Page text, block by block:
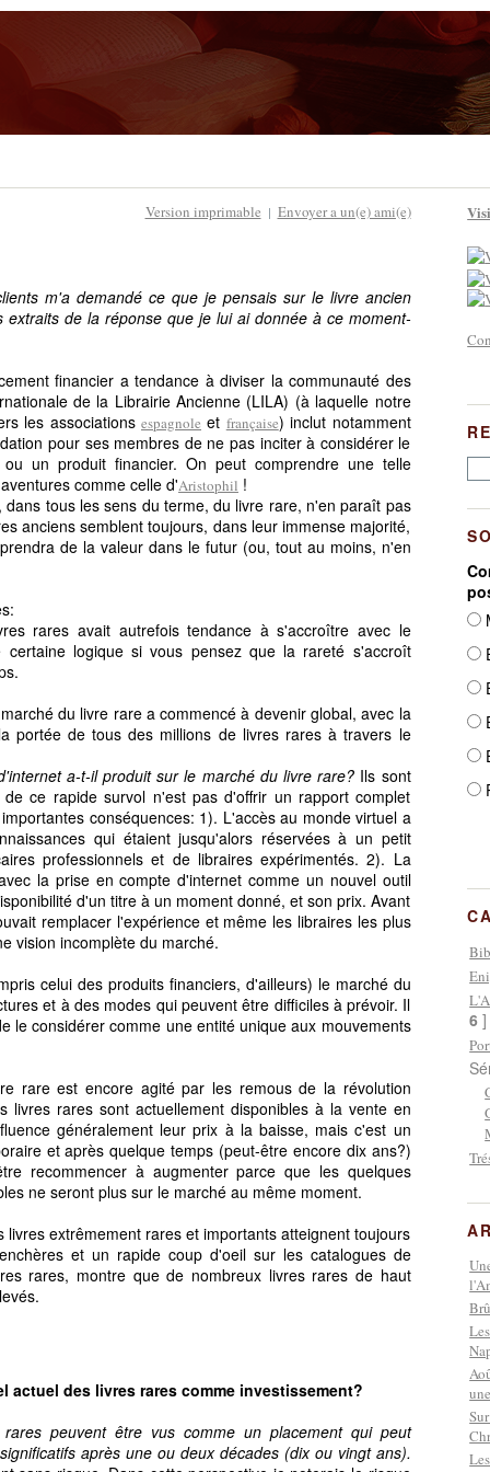
Version imprimable | Envoyer a un(e) ami(e)
m'a demandé ce que je pensais sur le livre ancien
extraits de la réponse que je lui ai donnée à ce moment-
financier a tendance à diviser la communauté des
de la Librairie Ancienne (LILA) (à laquelle notre
les associations espagnole et française)inclut notamment
pour ses membres de ne pas inciter à considérer le
un produit financier. On peut comprendre une telle
comme celle d'Aristophil !
dans tous les sens du terme, du livre rare, n'en paraît pas
anciens semblent toujours, dans leur immense majorité,
de la valeur dans le futur (ou, tout au moins, n'en
rares avait autrefois tendance à s'accroître avec le
logique si vous pensez que la rareté s'accroît
du livre rare a commencé à devenir global, avec la
portée de tous des millions de livres rares à travers le
a-t-il produit sur le marché du livre rare? Ils sont
ce rapide survol n'est pas d'offrir un rapport complet
conséquences: 1). L'accès au monde virtuel a
qui étaient jusqu'alors réservées à un petit
professionnels et de libraires expérimentés. 2). La
la prise en compte d'internet comme un nouvel outil
d'un titre à un moment donné, et son prix. Avant
remplacer l'expérience et même les libraires les plus
vision incomplète du marché.
celui des produits financiers, d'ailleurs) le marché du
et à des modes qui peuvent être difficiles à prévoir. Il
le considérer comme une entité unique aux mouvements
rare est encore agité par les remous de la révolution
livres rares sont actuellement disponibles à la vente en
généralement leur prix à la baisse, mais c'est un
et après quelque temps (peut-être encore dix ans?)
recommencer à augmenter parce que les quelques
ne seront plus sur le marché au même moment.
extrêmement rares et importants atteignent toujours
et un rapide coup d'oeil sur les catalogues de
rares, montre que de nombreux livres rares de haut
des livres rares comme investissement?
peuvent être vus comme un placement qui peut
après une ou deux décades (dix ou vingt ans).
6